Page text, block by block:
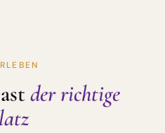
der richtige